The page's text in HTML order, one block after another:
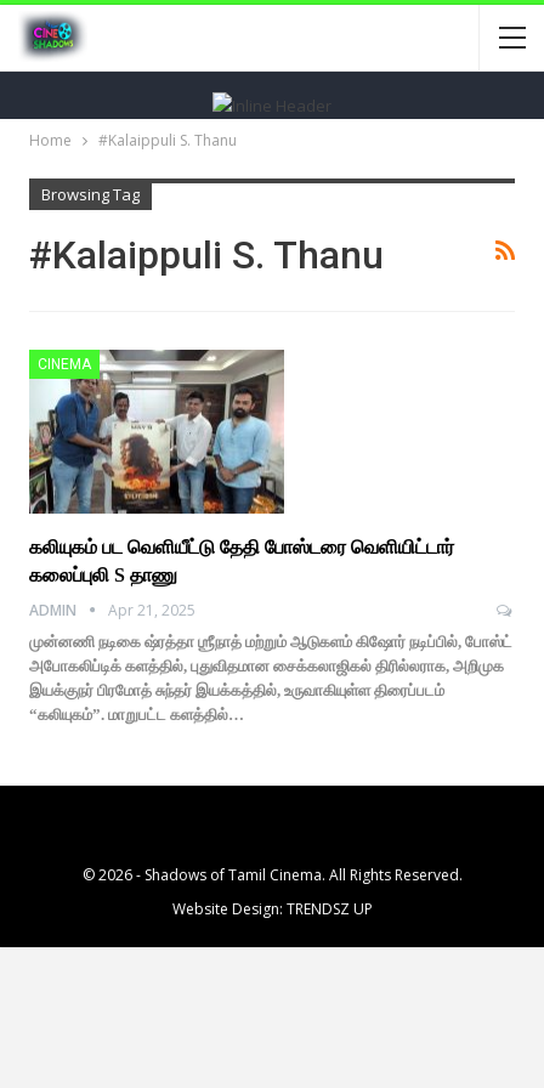
Home #Kalaippuli S. Thanu
Browsing Tag
#Kalaippuli S. Thanu
CINEMA
கலியுகம் பட வெளியீட்டு தேதி போஸ்டரை வெளியிட்டார்
கலைப்புலி S தாணு
ADMIN
Apr 21, 2025
முன்னணி நடிகை ஷ்ரத்தா ஶ்ரீநாத் மற்றும் ஆடுகளம் கிஷோர் நடிப்பில், போஸ்ட்
அபோகலிப்டிக் களத்தில், புதுவிதமான சைக்கலாஜிகல் திரில்லராக, அறிமுக
இயக்குநர் பிரமோத் சுந்தர் இயக்கத்தில், உருவாகியுள்ள திரைப்படம்
“கலியுகம்”. மாறுபட்ட களத்தில்…
© 2026 - Shadows of Tamil Cinema. All Rights Reserved.
Website Design: TRENDSZ UP